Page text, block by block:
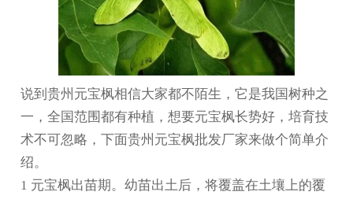
说到贵州元宝枫相信大家都不陌生，它是我国树种之
一，全国范围都有种植，想要元宝枫长势好，培育技
术不可忽略，下面贵州元宝枫批发厂家来做个简单介
绍。
1 元宝枫出苗期。幼苗出土后，将覆盖在土壤上的覆